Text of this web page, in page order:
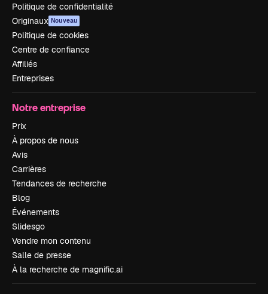
Politique de confidentialité
Originaux Nouveau
Politique de cookies
Centre de confiance
Affiliés
Entreprises
Notre entreprise
Prix
À propos de nous
Avis
Carrières
Tendances de recherche
Blog
Événements
Slidesgo
Vendre mon contenu
Salle de presse
À la recherche de magnific.ai